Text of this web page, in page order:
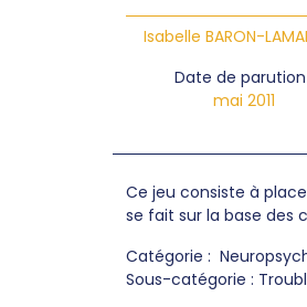
Isabelle BARON-
Date de parution
mai 2011
Ce jeu consiste à
se fait sur la base des
Catégorie :
Sous-catégorie :